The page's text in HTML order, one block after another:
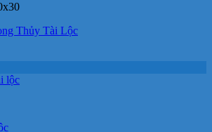
Thủy Tài Lộc